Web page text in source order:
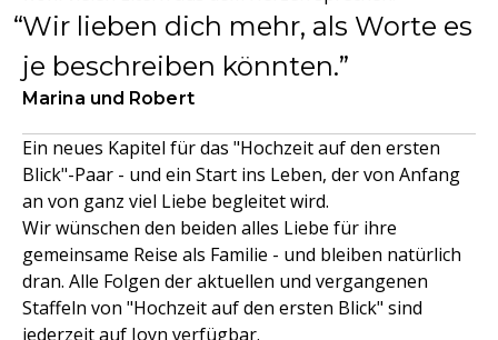
Wir lieben dich mehr, als Worte es
je beschreiben könnten.
Marina und Robert
Ein neues Kapitel für das "Hochzeit auf den ersten
Blick"-Paar - und ein Start ins Leben, der von Anfang
an von ganz viel Liebe begleitet wird.
Wir wünschen den beiden alles Liebe für ihre
gemeinsame Reise als Familie - und bleiben natürlich
dran. Alle Folgen der aktuellen und vergangenen
Staffeln von "Hochzeit auf den ersten Blick" sind
jederzeit auf Joyn verfügbar.